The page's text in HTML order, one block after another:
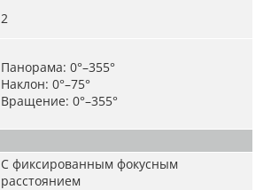
2
Панорама: 0°–355°
Наклон: 0°–75°
Вращение: 0°–355°
С фиксированным фокусным
расстоянием